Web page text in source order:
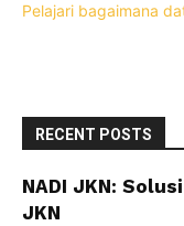
Pelajari bagaimana
RECENT POSTS
NADI JKN:
JKN